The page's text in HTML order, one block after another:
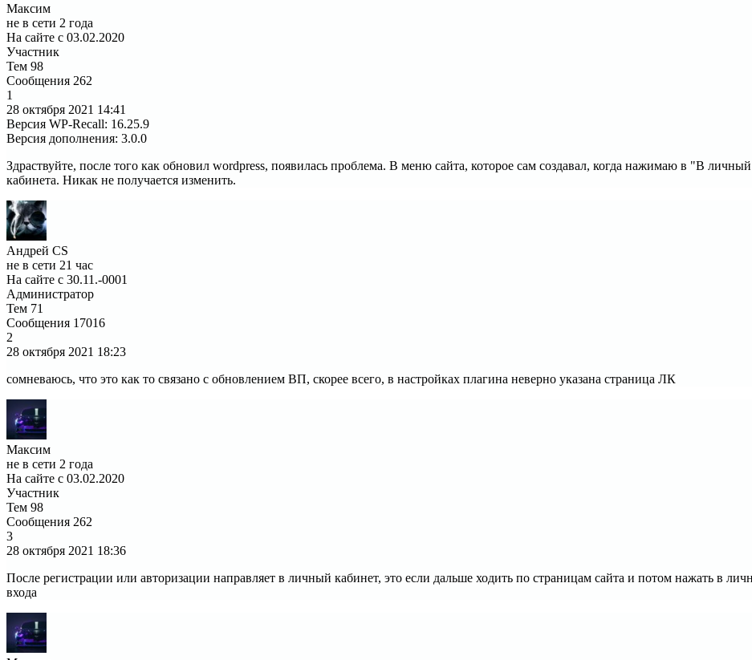
Максим
не в сети 2 года
На сайте с 03.02.2020
Участник
Тем 98
Сообщения 262
1
28 октября 2021 14:41
Версия WP-Recall: 16.25.9
Версия дополнения: 3.0.0
Здраствуйте, после того как обновил wordpress, появилась проблема. В меню сайта, которое сам создавал, когда нажимаю в "В
кабинета. Никак не получается изменить.
Андрей CS
не в сети 21 час
На сайте с 30.11.-0001
Администратор
Тем 71
Сообщения 17016
2
28 октября 2021 18:23
сомневаюсь, что это как то связано с обновлением ВП, скорее всего, в настройках плагина неверно указана страница ЛК
Максим
не в сети 2 года
На сайте с 03.02.2020
Участник
Тем 98
Сообщения 262
3
28 октября 2021 18:36
После регистрации или авторизации направляет в личный кабинет, это если дальше ходить по страницам сайта и потом нажать в
входа